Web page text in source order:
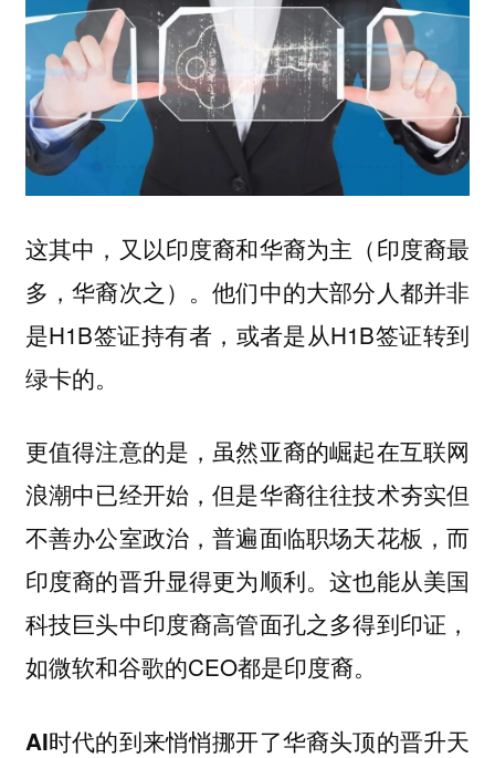
这其中，又以印度裔和华裔为主（印度裔最
多，华裔次之）。他们中的大部分人都并非
是H1B签证持有者，或者是从H1B签证转到
绿卡的。
更值得注意的是，虽然亚裔的崛起在互联网
浪潮中已经开始，但是华裔往往技术夯实但
不善办公室政治，普遍面临职场天花板，而
印度裔的晋升显得更为顺利。这也能从美国
科技巨头中印度裔高管面孔之多得到印证，
如微软和谷歌的CEO都是印度裔。
AI时代的到来悄悄挪开了华裔头顶的晋升天